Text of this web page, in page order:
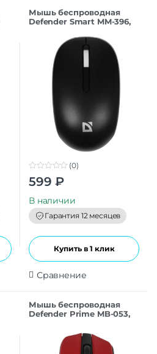
Мышь беспроводная
Defender Smart MM-396,
0
o
t
o
f
5
(0)
599 ₽
В наличии
Гарантия 12 месяцев
Купить в 1 клик
Сравнение
Мышь беспроводная
Defender Prime MB-053,